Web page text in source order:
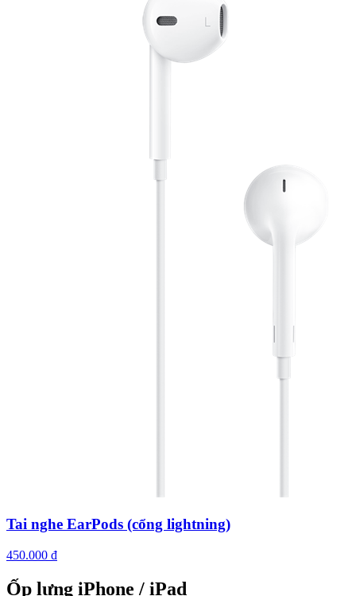
Tai nghe EarPods (cổng lightning)
450.000 đ
Ốp lưng iPhone / iPad